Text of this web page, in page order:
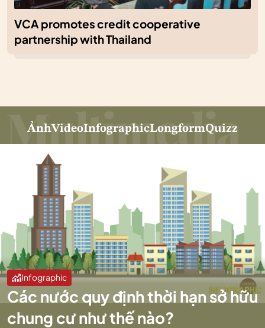
VCA promotes credit cooperative
partnership with Thailand
ẢnhVideoInfographicLongformQuizz
Infographic
Các nước quy định thời hạn sở hữu
chung cư như thế nào?